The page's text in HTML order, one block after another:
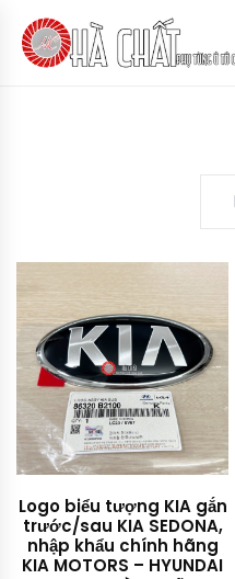
Logo biểu tượng KIA gắn
trước/sau KIA SEDONA,
nhập khẩu chính hãng
KIA MOTORS – HYUNDAI